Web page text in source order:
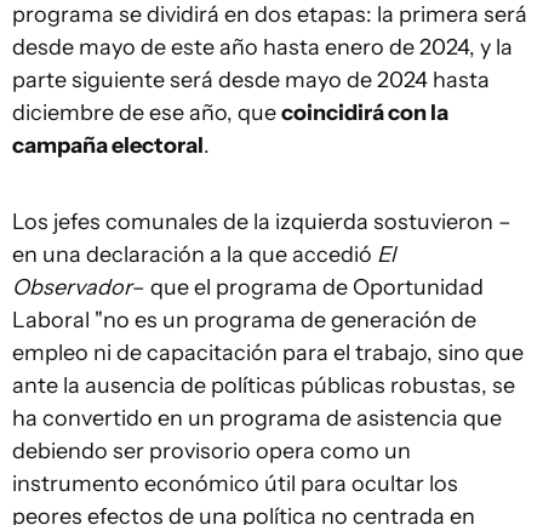
programa se dividirá en dos etapas: la primera será
desde mayo de este año hasta enero de 2024, y la
parte siguiente será desde mayo de 2024 hasta
diciembre de ese año, quecoincidirá con la
campaña electoral.
Los jefes comunales de la izquierda sostuvieron –
en una declaración a la que accedió El
Observador– que el programa de Oportunidad
Laboral "no es un programa de generación de
empleo ni de capacitación para el trabajo, sino que
ante la ausencia de políticas públicas robustas, se
ha convertido en un programa de asistencia que
debiendo ser provisorio opera como un
instrumento económico útil para ocultar los
peores efectos de una política no centrada en